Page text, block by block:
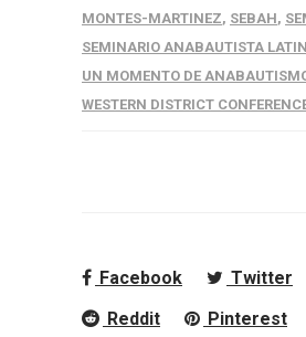
MONTES-MARTINEZ, SEBAH,
SEMINARIO ANABAUTISTA
UN MOMENTO DE
WESTERN DISTRICT
Facebook
Twitter
Reddit
Pinterest